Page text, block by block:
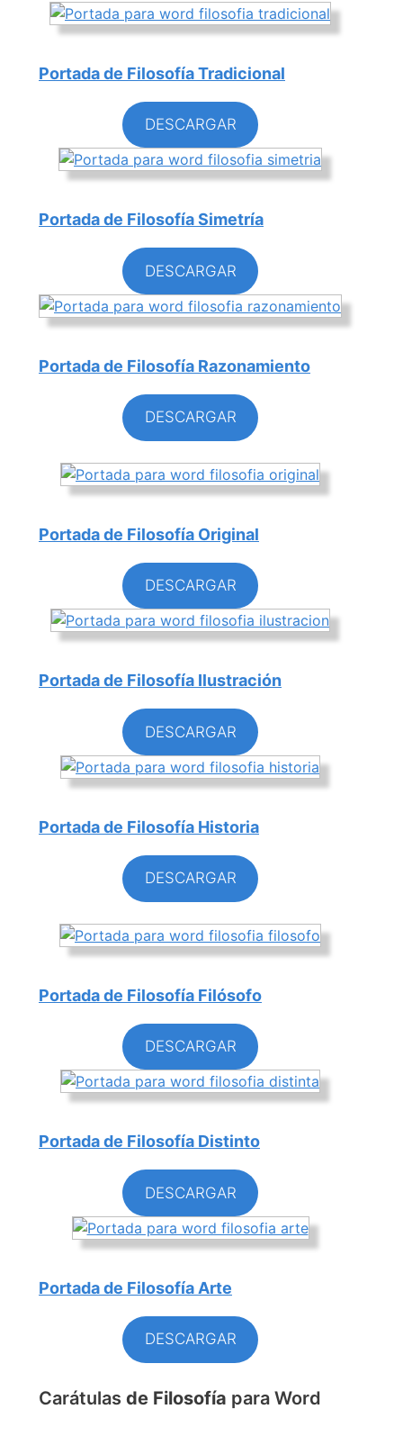
Portada de Filosofía Tradicional
DESCARGAR
Portada de Filosofía Simetría
DESCARGAR
Portada de Filosofía Razonamiento
DESCARGAR
Portada de Filosofía Original
DESCARGAR
Portada de Filosofía Ilustración
DESCARGAR
Portada de Filosofía Historia
DESCARGAR
Portada de Filosofía Filósofo
DESCARGAR
Portada de Filosofía Distinto
DESCARGAR
Portada de Filosofía Arte
DESCARGAR
Carátulas de Filosofía para Word